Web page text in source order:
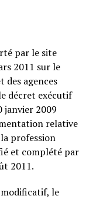
par le site
2011 sur le
des agences
décret exécutif
janvier 2009
relative
la profession
et complété par
2011.
le